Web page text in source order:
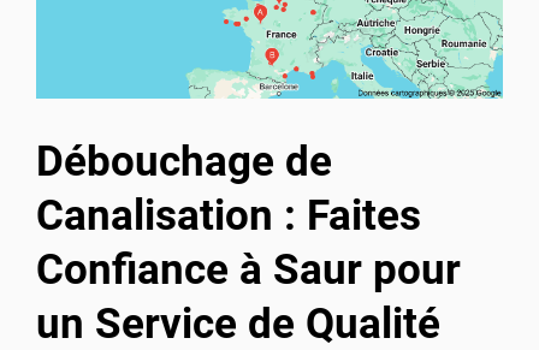
Débouchage de
Canalisation : Faites
Confiance à Saur pour
un Service de Qualité